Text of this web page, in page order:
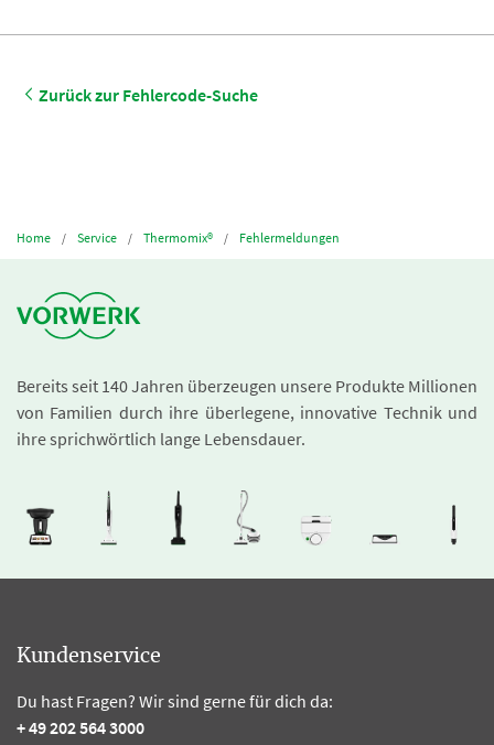
Zurück zur Fehlercode-Suche
Home Service Thermomix® Fehlermeldungen
Bereits seit 140 Jahren überzeugen unsere Produkte Millionen
von Familien durch ihre überlegene, innovative Technik und
ihre sprichwörtlich lange Lebensdauer.
Kundenservice
Du hast Fragen? Wir sind gerne für dich da:
+ 49 202 564 3000